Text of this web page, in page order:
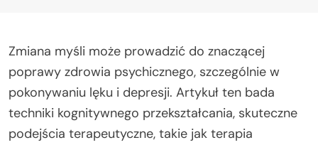
Zmiana myśli może prowadzić do znaczącej
poprawy zdrowia psychicznego, szczególnie w
pokonywaniu lęku i depresji. Artykuł ten bada
techniki kognitywnego przekształcania, skuteczne
podejścia terapeutyczne, takie jak terapia